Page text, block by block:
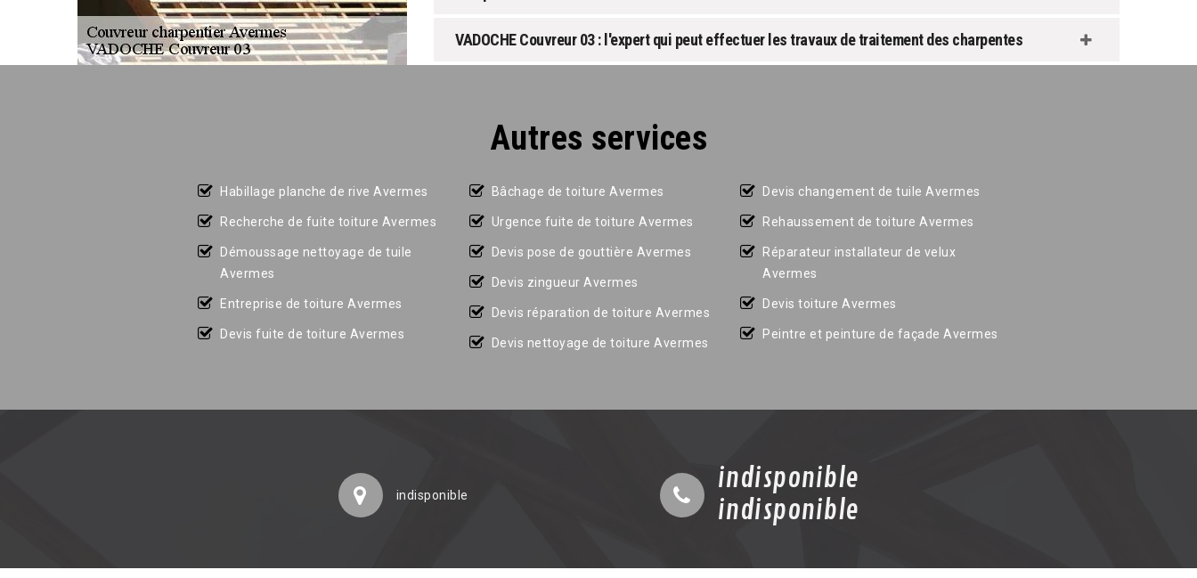
VADOCHE Couvreur 03 : l'expert qui peut effectuer les travaux de traitement des charpentes
Autres services
Habillage planche de rive Avermes
Recherche de fuite toiture Avermes
Démoussage nettoyage de tuile
Avermes
Entreprise de toiture Avermes
Devis fuite de toiture Avermes
Bâchage de toiture Avermes
Urgence fuite de toiture Avermes
Devis pose de gouttière Avermes
Devis zingueur Avermes
Devis réparation de toiture Avermes
Devis nettoyage de toiture Avermes
Devis changement de tuile Avermes
Rehaussement de toiture Avermes
Réparateur installateur de velux
Avermes
Devis toiture Avermes
Peintre et peinture de façade Avermes
indisponible
indisponible
indisponible